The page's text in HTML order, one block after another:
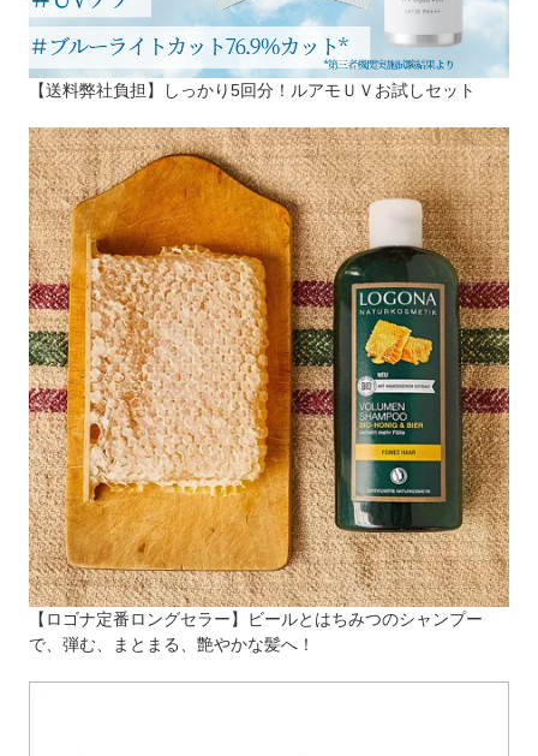
【送料弊社負担】しっかり5回分！ルアモＵＶお試しセット
【ロゴナ定番ロングセラー】ビールとはちみつのシャンプー
で、弾む、まとまる、艶やかな髪へ！